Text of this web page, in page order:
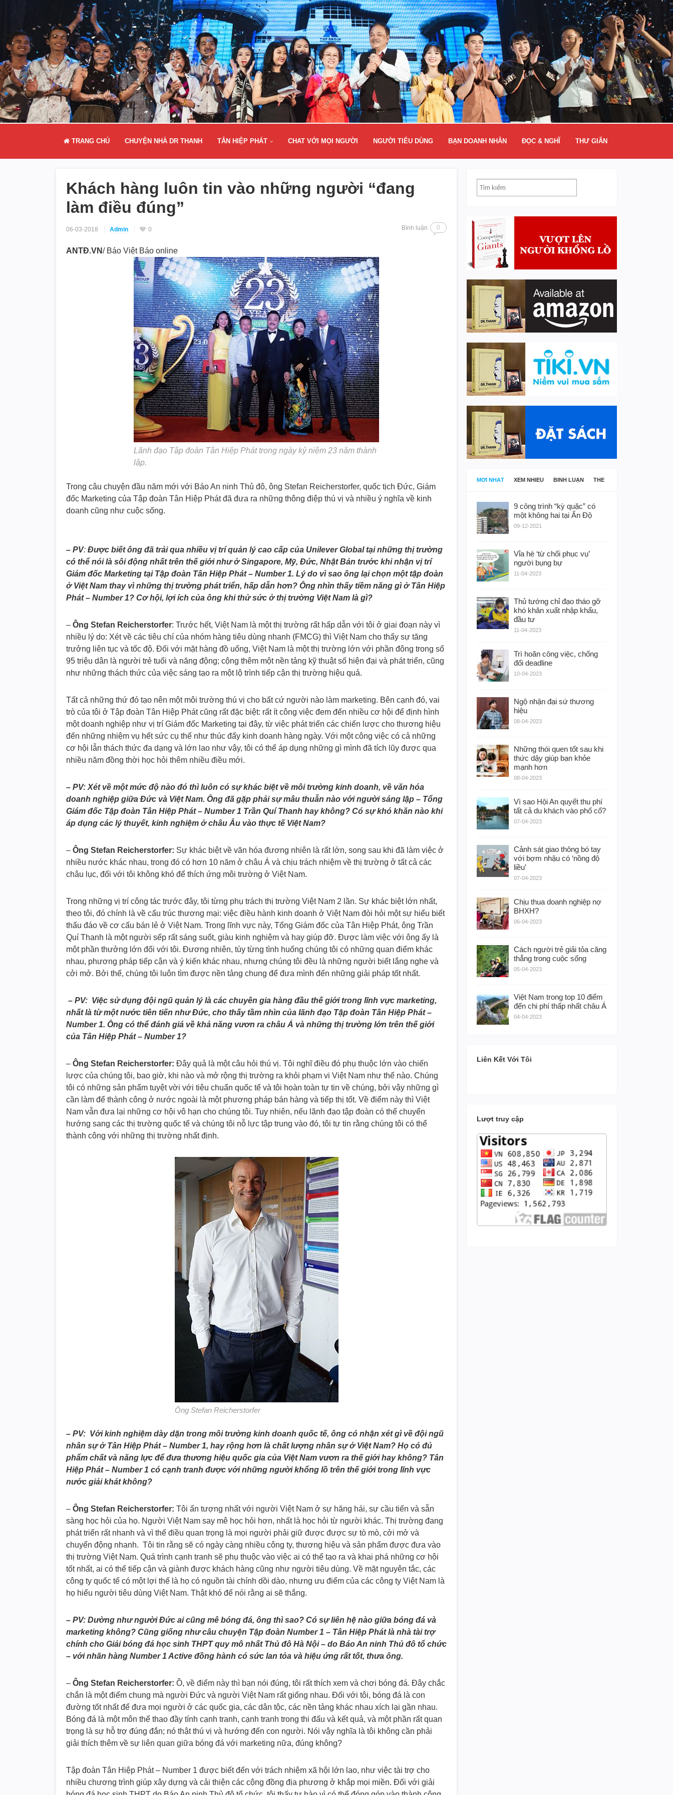
TRANG CHỦ CHUYỆN NHÀ DR THANH TÂN HIỆP PHÁT CHAT VỚI MỌI NGƯỜI NGƯỜI TIÊU DÙNG BẠN DOANH NHÂN ĐỌC & NGHĨ THƯ GIÃN
Khách hàng luôn tin vào những người “đang
làm điều đúng”
06-03-2018 Admin 0 Bình luận 0
ANTĐ.VN/ Báo Việt Báo online
Lãnh đạo Tập đoàn Tân Hiệp Phát trong ngày kỷ niệm 23 năm thành
lập.
Trong câu chuyện đầu năm mới với Báo An ninh Thủ đô, ông Stefan Reicherstorfer, quốc tịch Đức, Giám
đốc Marketing của Tập đoàn Tân Hiệp Phát đã đưa ra những thông điệp thú vị và nhiều ý nghĩa về kinh
doanh cũng như cuộc sống.
– PV: Được biết ông đã trải qua nhiều vị trí quản lý cao cấp của Unilever Global tại những thị trường
có thể nói là sôi động nhất trên thế giới như ở Singapore, Mỹ, Đức, Nhật Bản trước khi nhận vị trí
Giám đốc Marketing tại Tập đoàn Tân Hiệp Phát – Number 1. Lý do vì sao ông lại chọn một tập đoàn
ở Việt Nam thay vì những thị trường phát triển, hấp dẫn hơn? Ông nhìn thấy tiềm năng gì ở Tân Hiệp
Phát – Number 1? Cơ hội, lợi ích của ông khi thử sức ở thị trường Việt Nam là gì?
– Ông Stefan Reicherstorfer: Trước hết, Việt Nam là một thị trường rất hấp dẫn với tôi ở giai đoạn này vì
nhiều lý do: Xét về các tiêu chí của nhóm hàng tiêu dùng nhanh (FMCG) thì Việt Nam cho thấy sự tăng
trưởng liên tục và tốc độ. Đối với mặt hàng đồ uống, Việt Nam là một thị trường lớn với phần đông trong số
95 triệu dân là người trẻ tuổi và năng động; cộng thêm một nền tảng kỹ thuật số hiện đại và phát triển, cũng
như những thách thức của việc sáng tạo ra một lộ trình tiếp cận thị trường hiệu quả.
Tất cả những thứ đó tạo nên một môi trường thú vị cho bất cứ người nào làm marketing. Bên cạnh đó, vai
trò của tôi ở Tập đoàn Tân Hiệp Phát cũng rất đặc biệt: rất ít công việc đem đến nhiều cơ hội để định hình
một doanh nghiệp như vị trí Giám đốc Marketing tại đây, từ việc phát triển các chiến lược cho thương hiệu
đến những nhiệm vụ hết sức cụ thể như thúc đẩy kinh doanh hàng ngày. Với một công việc có cả những
cơ hội lẫn thách thức đa dạng và lớn lao như vậy, tôi có thể áp dụng những gì mình đã tích lũy được qua
nhiều năm đồng thời học hỏi thêm nhiều điều mới.
– PV: Xét về một mức độ nào đó thì luôn có sự khác biệt về môi trường kinh doanh, về văn hóa
doanh nghiệp giữa Đức và Việt Nam. Ông đã gặp phải sự mâu thuẫn nào với người sáng lập – Tổng
Giám đốc Tập đoàn Tân Hiệp Phát – Number 1 Trần Quí Thanh hay không? Có sự khó khăn nào khi
áp dụng các lý thuyết, kinh nghiệm ở châu Âu vào thực tế Việt Nam?
– Ông Stefan Reicherstorfer: Sự khác biệt về văn hóa đương nhiên là rất lớn, song sau khi đã làm việc ở
nhiều nước khác nhau, trong đó có hơn 10 năm ở châu Á và chịu trách nhiệm về thị trường ở tất cả các
châu lục, đối với tôi không khó để thích ứng môi trường ở Việt Nam.
Trong những vị trí công tác trước đây, tôi từng phụ trách thị trường Việt Nam 2 lần. Sự khác biệt lớn nhất,
theo tôi, đó chính là về cấu trúc thương mại: việc điều hành kinh doanh ở Việt Nam đòi hỏi một sự hiểu biết
thấu đáo về cơ cấu bán lẻ ở Việt Nam. Trong lĩnh vực này, Tổng Giám đốc của Tân Hiệp Phát, ông Trần
Quí Thanh là một người sếp rất sáng suốt, giàu kinh nghiệm và hay giúp đỡ. Được làm việc với ông ấy là
một phần thưởng lớn đối với tôi. Đương nhiên, tùy từng tình huống chúng tôi có những quan điểm khác
nhau, phương pháp tiếp cận và ý kiến khác nhau, nhưng chúng tôi đều là những người biết lắng nghe và
cởi mở. Bởi thế, chúng tôi luôn tìm được nền tảng chung để đưa mình đến những giải pháp tốt nhất.
– PV: Việc sử dụng đội ngũ quản lý là các chuyên gia hàng đầu thế giới trong lĩnh vực marketing,
nhất là từ một nước tiên tiến như Đức, cho thấy tầm nhìn của lãnh đạo Tập đoàn Tân Hiệp Phát –
Number 1. Ông có thể đánh giá về khả năng vươn ra châu Á và những thị trường lớn trên thế giới
của Tân Hiệp Phát – Number 1?
– Ông Stefan Reicherstorfer: Đây quả là một câu hỏi thú vị. Tôi nghĩ điều đó phụ thuộc lớn vào chiến
lược của chúng tôi, bao giờ, khi nào và mở rộng thị trường ra khỏi phạm vi Việt Nam như thế nào. Chúng
tôi có những sản phẩm tuyệt vời với tiêu chuẩn quốc tế và tôi hoàn toàn tự tin về chúng, bởi vậy những gì
cần làm để thành công ở nước ngoài là một phương pháp bán hàng và tiếp thị tốt. Về điểm này thì Việt
Nam vẫn đưa lại những cơ hội vô hạn cho chúng tôi. Tuy nhiên, nếu lãnh đạo tập đoàn có thể chuyển
hướng sang các thị trường quốc tế và chúng tôi nỗ lực tập trung vào đó, tôi tự tin rằng chúng tôi có thể
thành công với những thị trường nhất định.
Ông Stefan Reicherstorfer
– PV: Với kinh nghiệm dày dặn trong môi trường kinh doanh quốc tế, ông có nhận xét gì về đội ngũ
nhân sự ở Tân Hiệp Phát – Number 1, hay rộng hơn là chất lượng nhân sự ở Việt Nam? Họ có đủ
phẩm chất và năng lực để đưa thương hiệu quốc gia của Việt Nam vươn ra thế giới hay không? Tân
Hiệp Phát – Number 1 có cạnh tranh được với những người khổng lồ trên thế giới trong lĩnh vực
nước giải khát không?
– Ông Stefan Reicherstorfer: Tôi ấn tượng nhất với người Việt Nam ở sự hăng hái, sự cầu tiến và sẵn
sàng học hỏi của họ. Người Việt Nam say mê học hỏi hơn, nhất là học hỏi từ người khác. Thị trường đang
phát triển rất nhanh và vì thế điều quan trọng là mọi người phải giữ được được sự tò mò, cởi mở và
chuyển động nhanh. Tôi tin rằng sẽ có ngày càng nhiều công ty, thương hiệu và sản phẩm được đưa vào
thị trường Việt Nam. Quá trình cạnh tranh sẽ phụ thuộc vào việc ai có thể tạo ra và khai phá những cơ hội
tốt nhất, ai có thể tiếp cận và giành được khách hàng cũng như người tiêu dùng. Về mặt nguyên tắc, các
công ty quốc tế có một lợi thế là họ có nguồn tài chính dồi dào, nhưng ưu điểm của các công ty Việt Nam là
họ hiểu người tiêu dùng Việt Nam. Thật khó để nói rằng ai sẽ thắng.
– PV: Dường như người Đức ai cũng mê bóng đá, ông thì sao? Có sự liên hệ nào giữa bóng đá và
marketing không? Cũng giống như câu chuyện Tập đoàn Number 1 – Tân Hiệp Phát là nhà tài trợ
chính cho Giải bóng đá học sinh THPT quy mô nhất Thủ đô Hà Nội – do Báo An ninh Thủ đô tổ chức
– với nhãn hàng Number 1 Active đồng hành có sức lan tỏa và hiệu ứng rất tốt, thưa ông.
– Ông Stefan Reicherstorfer: Ồ, về điểm này thì bạn nói đúng, tôi rất thích xem và chơi bóng đá. Đây chắc
chắn là một điểm chung mà người Đức và người Việt Nam rất giống nhau. Đối với tôi, bóng đá là con
đường tốt nhất để đưa mọi người ở các quốc gia, các dân tộc, các nền tảng khác nhau xích lại gần nhau.
Bóng đá là một môn thể thao đầy tính cạnh tranh, cạnh tranh trong thi đấu và kết quả, và một phần rất quan
trọng là sự hỗ trợ đúng đắn; nó thật thú vị và hướng đến con người. Nói vậy nghĩa là tôi không cần phải
giải thích thêm về sự liên quan giữa bóng đá với marketing nữa, đúng không?
Tập đoàn Tân Hiệp Phát – Number 1 được biết đến với trách nhiệm xã hội lớn lao, như việc tài trợ cho
nhiều chương trình giúp xây dựng và cải thiện các cộng đồng địa phương ở khắp mọi miền. Đối với giải
MỚI NHẤT XEM NHIỀU BÌNH LUẬN THẺ
9 công trình “kỳ quặc” có
một không hai tại Ấn Độ
09-12-2021
Vỉa hè ‘từ chối phục vụ’
người bụng bự
11-04-2023
Thủ tướng chỉ đạo tháo gỡ
khó khăn xuất nhập khẩu,
đầu tư
11-04-2023
Trì hoãn công việc, chống
đối deadline
10-04-2023
Ngộ nhận đại sứ thương
hiệu
08-04-2023
Những thói quen tốt sau khi
thức dậy giúp bạn khỏe
mạnh hơn
08-04-2023
Vì sao Hội An quyết thu phí
tất cả du khách vào phố cổ?
07-04-2023
Cảnh sát giao thông bó tay
với bợm nhậu có ‘nồng độ
liều’
07-04-2023
Chịu thua doanh nghiệp nợ
BHXH?
06-04-2023
Cách người trẻ giải tỏa căng
thẳng trong cuộc sống
05-04-2023
Việt Nam trong top 10 điểm
đến chi phí thấp nhất châu Á
04-04-2023
Liên Kết Với Tôi
Lượt truy cập